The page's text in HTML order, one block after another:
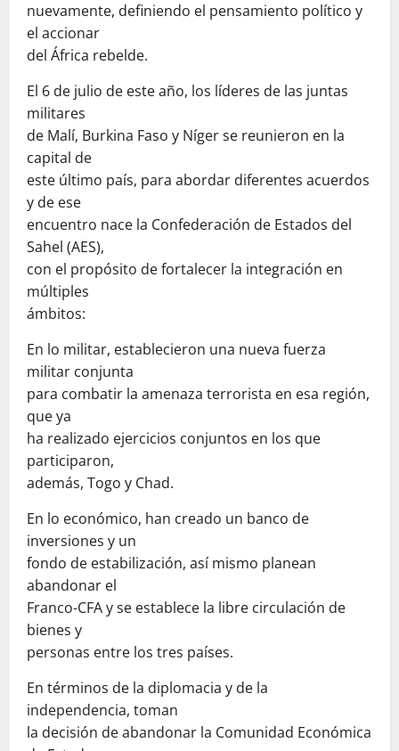
nuevamente, definiendo el pensamiento político y
el accionar
del África rebelde.
El 6 de julio de este año, los líderes de las juntas
militares
de Malí, Burkina Faso y Níger se reunieron en la
capital de
este último país, para abordar diferentes acuerdos
y de ese
encuentro nace la Confederación de Estados del
Sahel (AES),
con el propósito de fortalecer la integración en
múltiples
ámbitos:
En lo militar, establecieron una nueva fuerza
militar conjunta
para combatir la amenaza terrorista en esa región,
que ya
ha realizado ejercicios conjuntos en los que
participaron,
además, Togo y Chad.
En lo económico, han creado un banco de
inversiones y un
fondo de estabilización, así mismo planean
abandonar el
Franco-CFA y se establece la libre circulación de
bienes y
personas entre los tres países.
En términos de la diplomacia y de la
independencia, toman
la decisión de abandonar la Comunidad Económica